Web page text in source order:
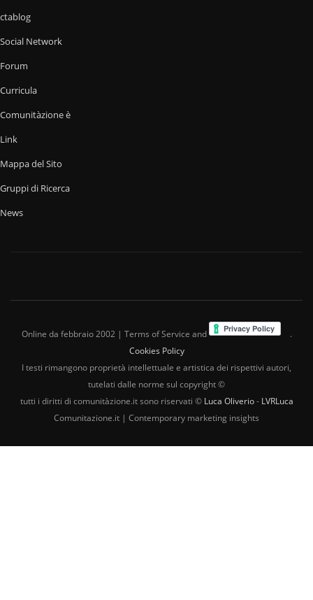
ctablog
Social Network
Forum
Curricula
Comunitàzione è
Link
Mappa del Sito
Gruppi di Ricerca
News
Online da febbraio 2002 | Terms of Service and
.
Cookies Policy
I testi rimangono proprietà intellettuale e artistica dei rispettivi autori,
tutelati dalle norme sul copyright ©
tutti i diritti di comunitàzione.it sono riservati © Luca Oliverio- LVRLuca
Comunitazione.it | Contemporary marketing insights